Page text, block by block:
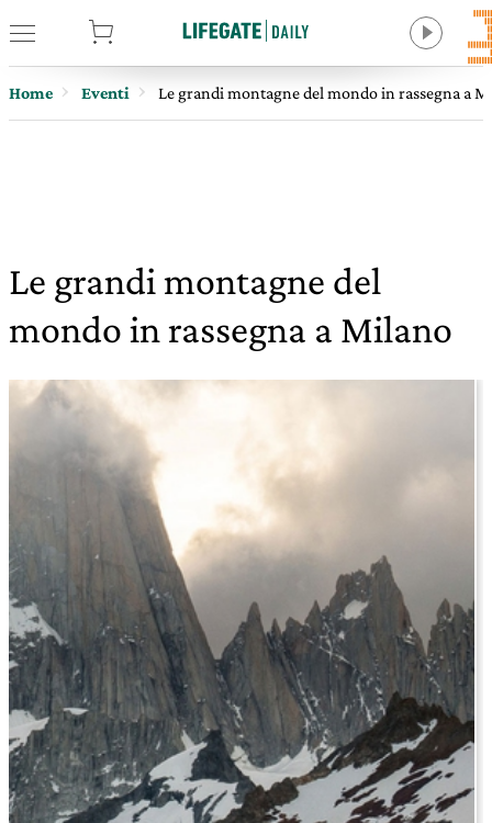
Home Eventi Le grandi montagne del mondo in rassegna a
Le grandi montagne del
mondo in rassegna a Milano